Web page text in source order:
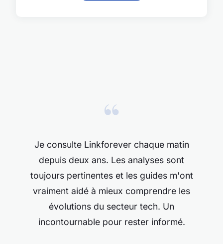
“
Je consulte Linkforever chaque matin
depuis deux ans. Les analyses sont
toujours pertinentes et les guides m'ont
vraiment aidé à mieux comprendre les
évolutions du secteur tech. Un
incontournable pour rester informé.